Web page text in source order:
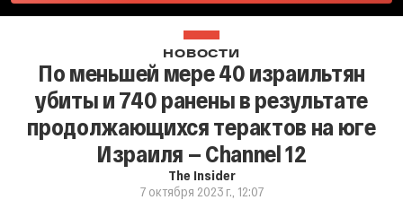
НОВОСТИ
По меньшей мере 40 израильтян
убиты и 740 ранены в результате
продолжающихся терактов на юге
Израиля — Channel 12
The Insider
7 октября 2023 г., 12:07